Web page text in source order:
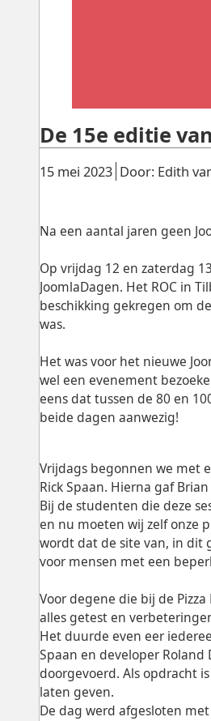
Gepubliceerd:
15 mei 2023. Door: Edith
De 15e editie
Na een aantal jaren geen
Op vrijdag 12 en zaterdag
JoomlaDagen. Het ROC in
beschikking gekregen om
was.
Het was voor het nieuwe
wel een evenement
eens dat tussen de 80 en
beide dagen aanwezig!
Vrijdags begonnen we met
Rick Spaan. Hierna gaf
Bij de studenten die deze
en nu moeten wij zelf onze
wordt dat de site van, in dit
voor mensen met een
Voor degene die bij de
alles getest en
Het duurde even eer
Spaan en developer
doorgevoerd. Als opdracht
laten geven.
De dag werd afgesloten